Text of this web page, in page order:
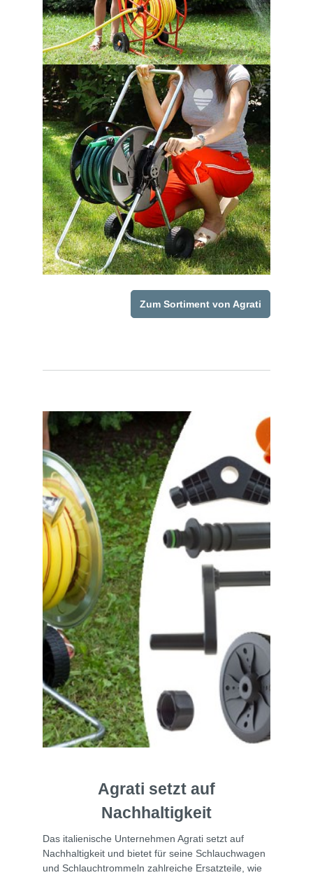
Zum Sortiment von Agrati
Agrati setzt auf
Nachhaltigkeit
Das italienische Unternehmen Agrati setzt auf
Nachhaltigkeit und bietet für seine Schlauchwagen
und Schlauchtrommeln zahlreiche Ersatzteile, wie